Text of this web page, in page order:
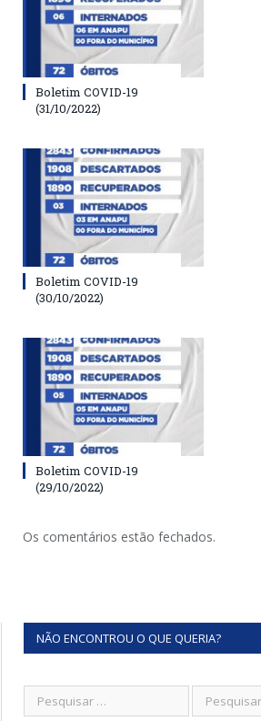
Boletim COVID-19
(31/10/2022)
Boletim COVID-19
(30/10/2022)
Boletim COVID-19
(29/10/2022)
Os comentários estão fechados.
NÃO ENCONTROU O QUE QUERIA?